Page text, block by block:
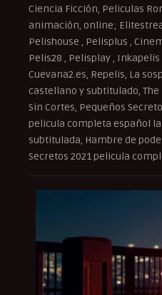
Ciencia Ficción, Peliculas
animación, online;
Pelishouse , Pelisplus ,
Pelis28 , Pelisplay , Inkapelis
Cuevana2.es, Repelis, La
castellano y subtitulado,
Sin Cortes, Pequeños
pelicula completa español
subtitulada, Hambre de
Secretos 2021 pelicula